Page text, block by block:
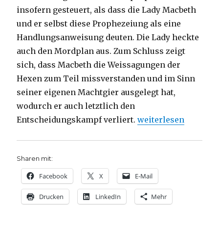
insofern gesteuert, als dass die Lady Macbeth
und er selbst diese Prophezeiung als eine
Handlungsanweisung deuten. Die Lady heckte
auch den Mordplan aus. Zum Schluss zeigt
sich, dass Macbeth die Weissagungen der
Hexen zum Teil missverstanden und im Sinn
seiner eigenen Machtgier ausgelegt hat,
wodurch er auch letztlich den
Entscheidungskampf verliert.„Macbeth – keine
weiterlesen
Sharen mit:
Facebook X E-Mail
Drucken LinkedIn Mehr